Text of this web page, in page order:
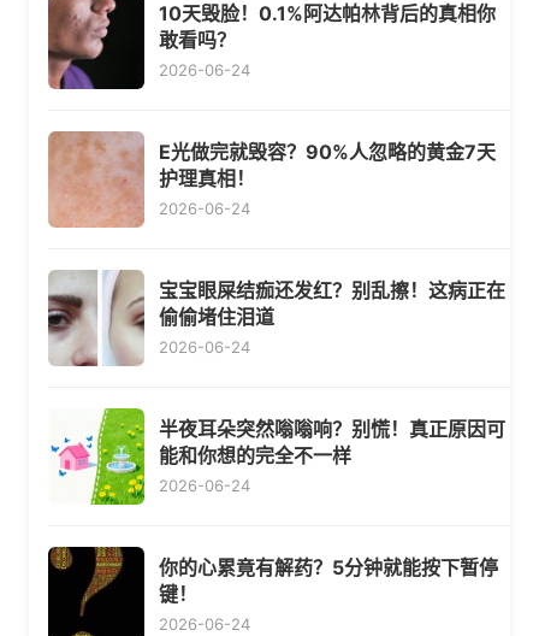
10天毁脸！0.1%阿达帕林背后的真相你
敢看吗？
2026-06-24
E光做完就毁容？90%人忽略的黄金7天
护理真相！
2026-06-24
宝宝眼屎结痂还发红？别乱擦！这病正在
偷偷堵住泪道
2026-06-24
半夜耳朵突然嗡嗡响？别慌！真正原因可
能和你想的完全不一样
2026-06-24
你的心累竟有解药？5分钟就能按下暂停
键！
2026-06-24